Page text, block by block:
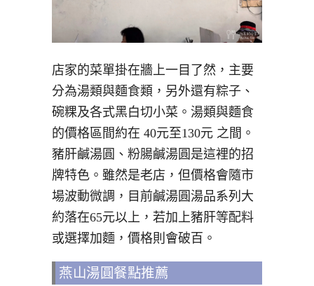
店家的菜單掛在牆上一目了然，主要
分為湯類與麵食類，另外還有粽子、
碗粿及各式黑白切小菜。湯類與麵食
的價格區間約在 40元至130元 之間。
豬肝鹹湯圓、粉腸鹹湯圓是這裡的招
牌特色。雖然是老店，但價格會隨市
場波動微調，目前鹹湯圓湯品系列大
約落在65元以上，若加上豬肝等配料
或選擇加麵，價格則會破百。
燕山湯圓餐點推薦